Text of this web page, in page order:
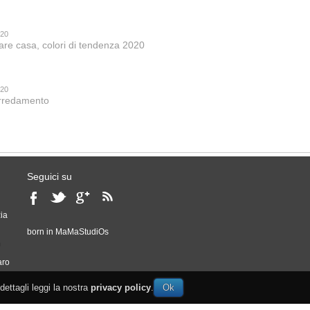
casa, colori di tendenza 2020
Seguici su
born in MaMaStudiOs
leggi la nostra privacy policy.